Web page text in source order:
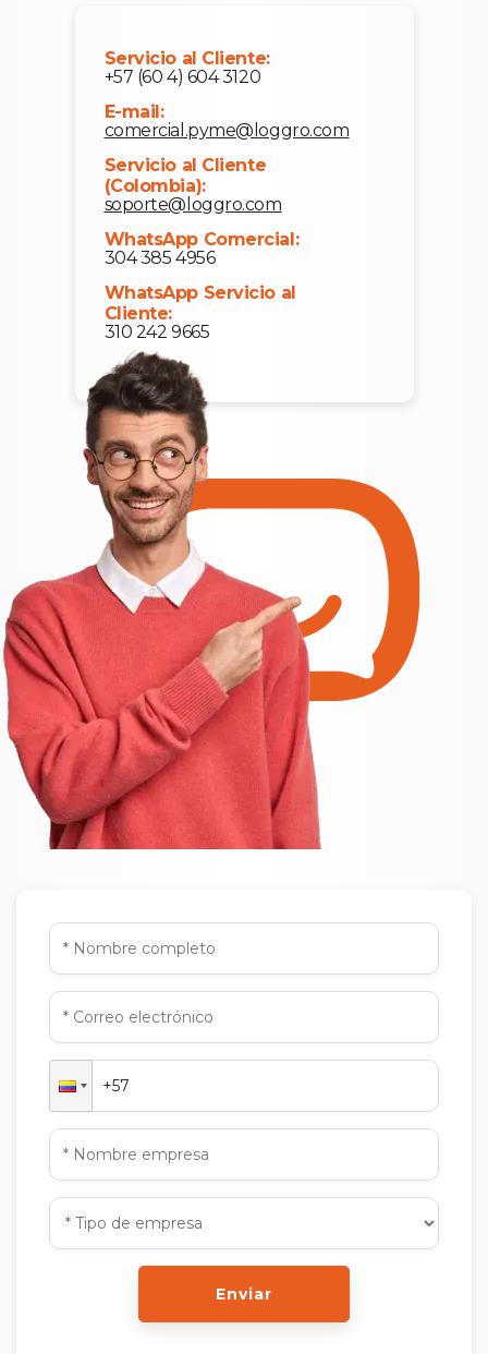
Servicio al Cliente:
+57 (60 4) 604 3120
E-mail:
comercial.pyme@loggro.com
Servicio al Cliente
(Colombia):
soporte@loggro.com
WhatsApp Comercial:
304 385 4956
WhatsApp Servicio al
Cliente:
310 242 9665
Enviar